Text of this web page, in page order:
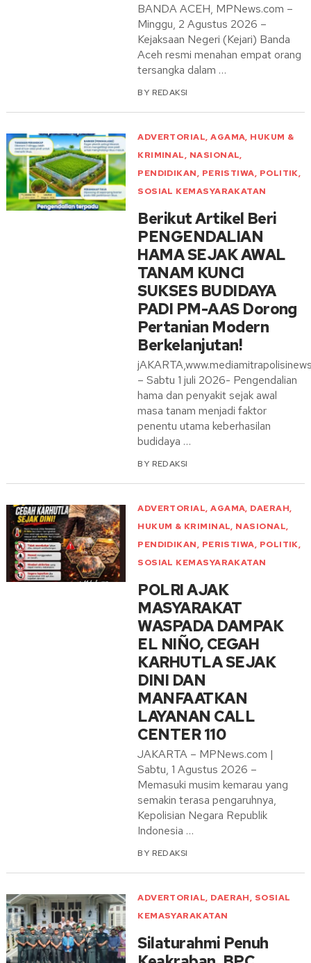
BANDA ACEH, MPNews.com –
Minggu, 2 Agustus 2026 –
Kejaksaan Negeri (Kejari) Banda
Aceh resmi menahan empat orang
tersangka dalam …
BY REDAKSI
ADVERTORIAL,AGAMA, HUKUM &
KRIMINAL, NASIONAL,
PENDIDIKAN, PERISTIWA, POLITIK,
SOSIAL KEMASYARAKATAN
Berikut Artikel Beri
PENGENDALIAN
HAMA SEJAK AWAL
TANAM KUNCI
SUKSES BUDIDAYA
PADI PM-AAS Dorong
Pertanian Modern
Berkelanjutan!
– Sabtu 1 juli 2026- Pengendalian
hama dan penyakit sejak awal
masa tanam menjadi faktor
penentu utama keberhasilan
budidaya …
BY REDAKSI
ADVERTORIAL,AGAMA, DAERAH,
HUKUM & KRIMINAL, NASIONAL,
PENDIDIKAN, PERISTIWA, POLITIK,
SOSIAL KEMASYARAKATAN
POLRI AJAK
MASYARAKAT
WASPADA DAMPAK
EL NIÑO, CEGAH
KARHUTLA SEJAK
DINI DAN
MANFAATKAN
LAYANAN CALL
CENTER 110
JAKARTA – MPNews.com |
Sabtu, 1 Agustus 2026 –
Memasuki musim kemarau yang
semakin terasa pengaruhnya,
Kepolisian Negara Republik
Indonesia …
BY REDAKSI
ADVERTORIAL, DAERAH, SOSIAL
KEMASYARAKATAN
Silaturahmi Penuh